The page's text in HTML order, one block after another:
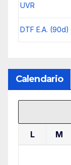
UVR
DTF E.A. (90d)
Calendario
L M